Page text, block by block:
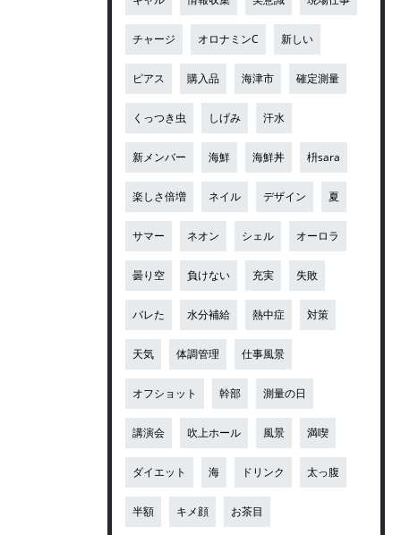
チャージ オロナミンC 新しい
ピアス 購入品 海津市 確定測量
くっつき虫 しげみ 汗水
新メンバー 海鮮 海鮮丼 枡sara
楽しさ倍増 ネイル デザイン 夏
サマー ネオン シェル オーロラ
曇り空 負けない 充実 失敗
バレた 水分補給 熱中症 対策
天気 体調管理 仕事風景
オフショット 幹部 測量の日
講演会 吹上ホール 風景 満喫
ダイエット 海 ドリンク 太っ腹
半額 キメ顔 お茶目